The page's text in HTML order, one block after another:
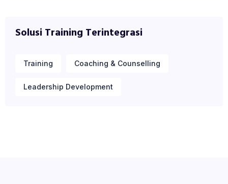
Solusi Training Terintegrasi
Training Coaching & Counselling
Leadership Development